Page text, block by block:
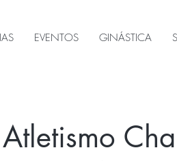
EVENTOS GINÁSTICA